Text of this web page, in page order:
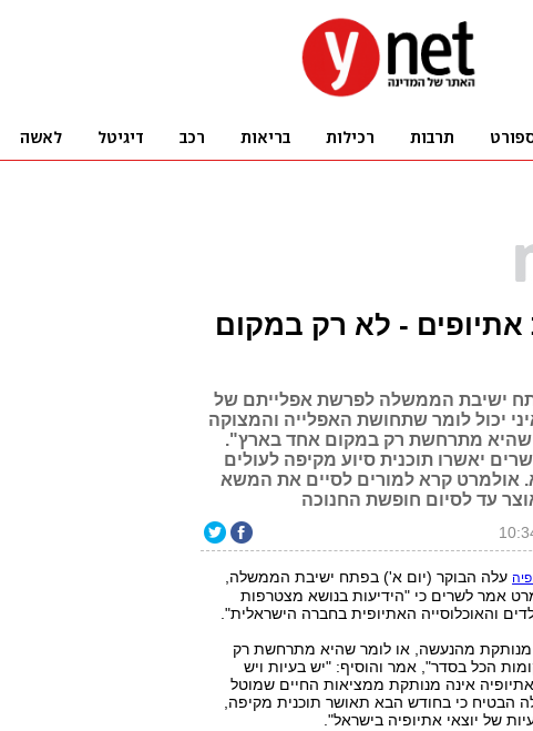
אתיופים - לא רק במקום
ישיבת הממשלה לפרשת אפלייתם של
יכול לומר שתחושת האפלייה והמצוקה
שהיא מתרחשת רק במקום אחד בארץ".
יאשרו תוכנית סיוע מקיפה לעולים
אולמרט קרא למורים לסיים את המשא
עד לסיום חופשת החנוכה
עלה הבוקר (יום א') בפתח ישיבת הממשלה,
אמר לשרים כי "הידיעות בנושא מצטרפות
והאוכלוסייה האתיופית בחברה הישראלית".
מנותקת מהנעשה, או לומר שהיא מתרחשת רק
הכל בסדר", אמר והוסיף: "יש בעיות ויש
אינה מנותקת ממציאות החיים שמוטל
הבטיח כי בחודש הבא תאושר תוכנית מקיפה,
של יוצאי אתיופיה בישראל".